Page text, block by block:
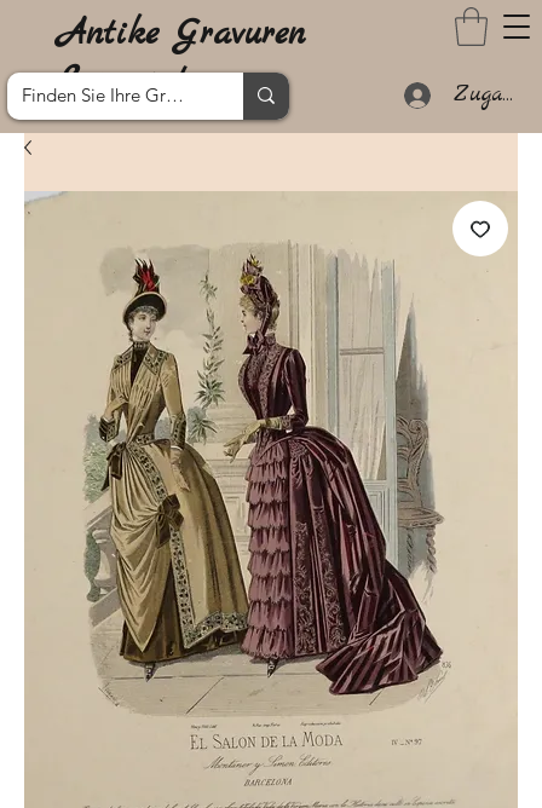
Antike Gravuren
Lanzarote
Zugang